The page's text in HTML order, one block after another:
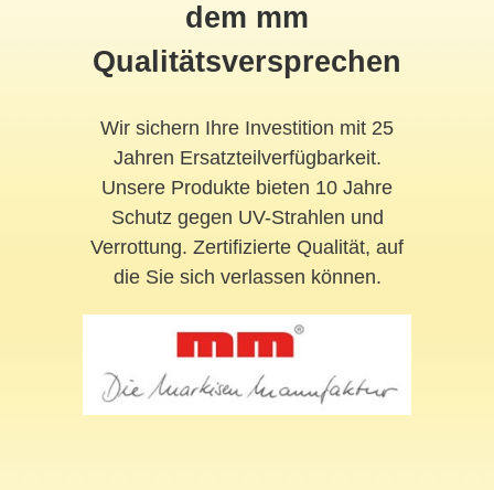
dem mm
Qualitätsversprechen
Wir sichern Ihre Investition mit 25
Jahren Ersatzteilverfügbarkeit.
Unsere Produkte bieten 10 Jahre
Schutz gegen UV-Strahlen und
Verrottung. Zertifizierte Qualität, auf
die Sie sich verlassen können.